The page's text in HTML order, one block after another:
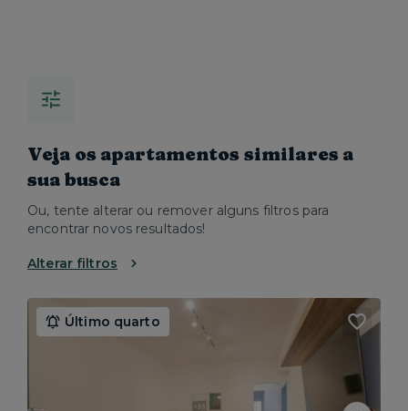
Veja os apartamentos similares a
sua busca
Ou, tente alterar ou remover alguns filtros para
encontrar novos resultados!
Alterar filtros
Último quarto